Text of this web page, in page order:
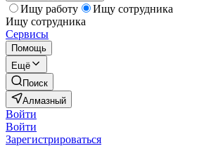
Ищу работу
Ищу сотрудника
Ищу сотрудника
Сервисы
Помощь
Ещё
Поиск
Алмазный
Войти
Войти
Зарегистрироваться